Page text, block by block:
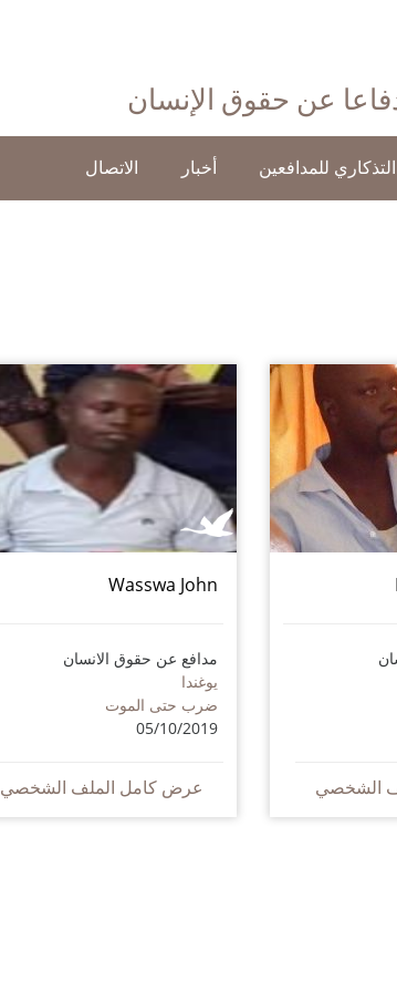
دفاعا عن حقوق الإنسان
للمدافعين أخبار الاتصال
الشخصي
Wasswa John
مدافع عن حقوق الانسان
يوغندا
ضرب حتى الموت
05/10/2019
عرض كامل الملف الشخصي